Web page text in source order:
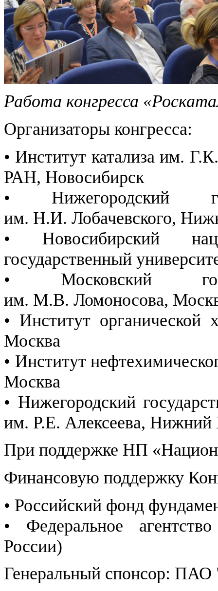
Работа конгресса
Организаторы конгресса:
• Институт катализа им.
РАН, Новосибирск
• Нижегородский
им. Н.И. Лобачевского,
• Новосибирский
государственный
• Московский
им. М.В. Ломоносова,
• Институт
Москва
• Институт
Москва
• Нижегородский
им. Р.Е. Алексеева, Нижний
При поддержке НП
Финансовую поддержку
• Российский фонд
• Федеральное
России)
Генеральный спонсор: ПАО